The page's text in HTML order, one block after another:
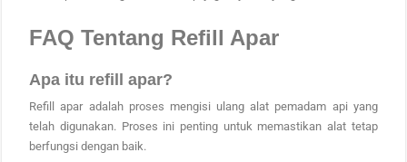
FAQ Tentang Refill Apar
Apa itu refill apar?
Refill apar adalah proses mengisi ulang alat pemadam api yang
telah digunakan. Proses ini penting untuk memastikan alat tetap
berfungsi dengan baik.